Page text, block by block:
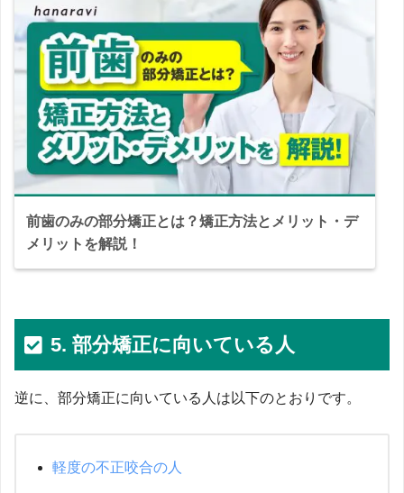
前歯のみの部分矯正とは？矯正方法とメリット・デ
メリットを解説！
5. 部分矯正に向いている人
逆に、部分矯正に向いている人は以下のとおりです。
軽度の不正咬合の人